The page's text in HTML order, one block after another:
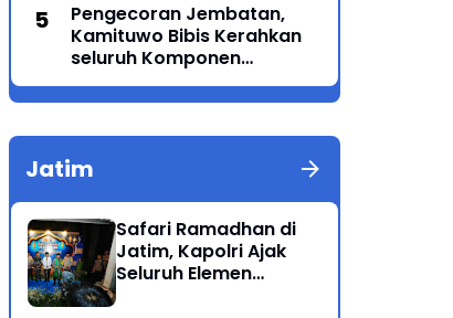
Pengecoran Jembatan,
Kamituwo Bibis Kerahkan
seluruh Komponen
Termasuk PSHT & PSHW
Rayon Bulu Lor
Jatim
Safari Ramadhan di
Jatim, Kapolri Ajak
Seluruh Elemen